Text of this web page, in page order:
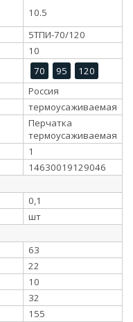
10.5
5ТПИ-70/120
10
70 95
120
Россия
термоусаживаемая
Перчатка
термоусаживаемая
1
14630019129046
0,1
шт
63
22
10
32
155